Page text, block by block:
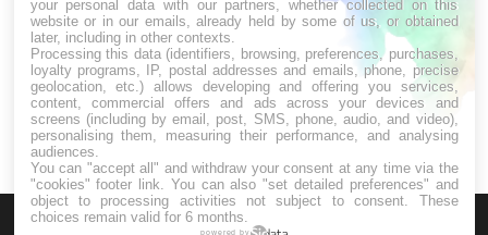
Maladie de Charcot (Sclérose latérale
amyotrophique)
your personal data with our partners, whether collected on this
website or in our emails, already held by some of us, or obtained
later, including in other contexts.
Processing this data (identifiers, browsing, preferences, purchases,
loyalty programs, IP, postal addresses and emails, phone, precise
geolocation, etc.) allows developing and offering you services,
content, commercial offers and ads across your devices and
screens (including by email, post, SMS, phone, audio, and video),
personalising them, measuring their performance, and analysing
audiences.
You can "accept all" and withdraw your consent at any time via the
"cookies" footer link . You can also "set detailed preferences" and
object to processing activities not subject to consent. These
choices remain valid for 6 months.
powered by